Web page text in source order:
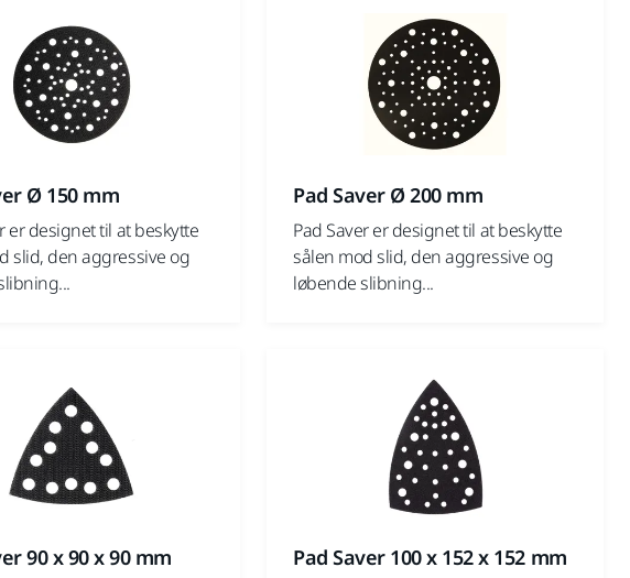
Ø 150 mm
er designet til at beskytte
slid, den aggressive og
Pad Saver Ø 200 mm
Pad Saver er designet til at beskytte
sålen mod slid, den aggressive og
løbende slibning...
90 x 90 x 90 mm Pad Saver 100 x 152 x 152 mm